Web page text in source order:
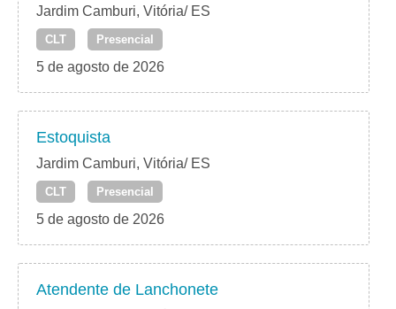
Jardim Camburi, Vitória/ ES
CLT Presencial
5 de agosto de 2026
Estoquista
Jardim Camburi, Vitória/ ES
CLT Presencial
5 de agosto de 2026
Atendente de Lanchonete